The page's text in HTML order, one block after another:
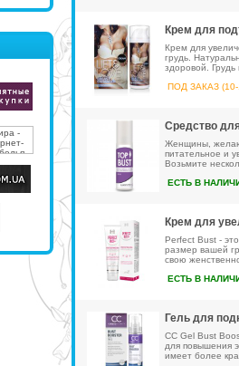
Крем для
Крем для
грудь.
здоровой.
ПОД ЗАКАЗ (10-
Средство
Женщины,
питательное и
Возьмите
ЕСТЬ В
Крем для
Perfect Bust -
размер вашей
свою
ЕСТЬ В
Гель для
CC Gel Bust
для повышения
имеет более